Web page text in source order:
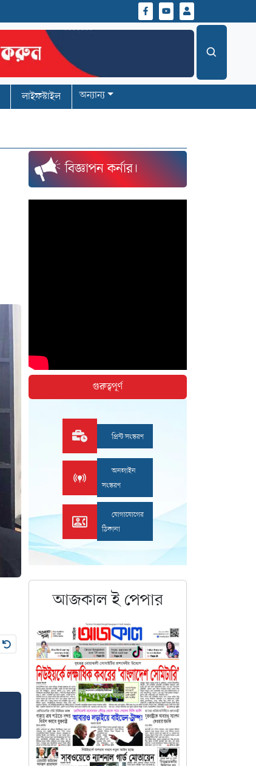
লাইফস্টাইল অন্যান্য
বিজ্ঞাপন কর্নার।
গুরুত্বপূর্ণ
প্রিন্ট সংস্করণ
অনলাইন
সংস্করণ
যোগাযোগের
ঠিকানা
আজকালইপেপার